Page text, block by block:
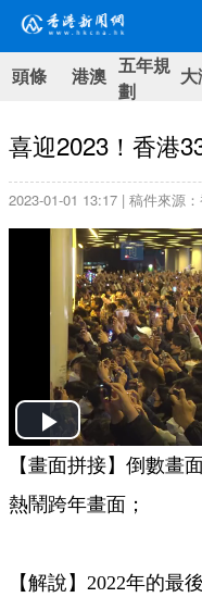
頭條 港澳 五年規
劃
喜迎2023！香港
2023-01-01 13:17 | 稿件來源
Play
Video
【畫面拼接】倒數畫
熱鬧跨年畫面；
【解說】2022年的最